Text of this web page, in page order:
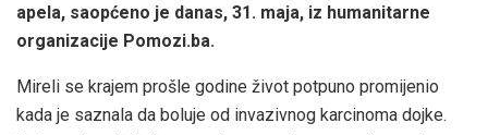
apela, saopćeno je danas, 31. maja, iz humanitarne
organizacije Pomozi.ba.
Mireli se krajem prošle godine život potpuno promijenio
kada je saznala da boluje od invazivnog karcinoma dojke.